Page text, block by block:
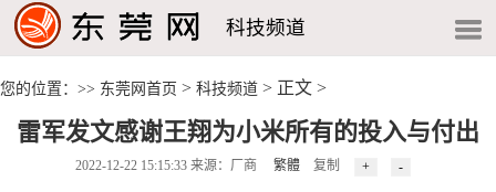
科技频道
您的位置：>> 东莞网首页 > 科技频道 > 正文 >
雷军发文感谢王翔为小米所有的投入与付出
2022-12-22 15:15:33 来源：厂商 繁體 复制